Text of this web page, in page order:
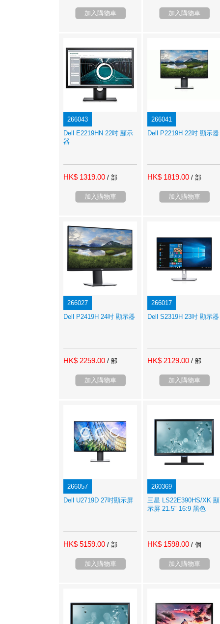
加入購物車 加入購物車
266043
Dell E2219HN 22吋 顯示
器
HK$ 1319.00 / 部
加入購物車
266041
Dell P2219H 22吋 顯示器
HK$ 1819.00 / 部
加入購物車
266027
Dell P2419H 24吋 顯示器
HK$ 2259.00 / 部
加入購物車
266017
Dell S2319H 23吋 顯示器
HK$ 2129.00 / 部
加入購物車
266057
Dell U2719D 27吋顯示屏
HK$ 5159.00 / 部
加入購物車
260369
三星 LS22E390HS/XK 顯
示屏 21.5" 16:9 黑色
HK$ 1598.00 / 個
加入購物車